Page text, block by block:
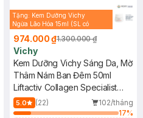
Tặng: Kem Dưỡng Vichy
Ngừa Lão Hóa 15ml (SL có
974.000 ₫1.300.000 ₫
Vichy
Kem Dưỡng Vichy Sáng Da, Mờ
Thâm Nám Ban Đêm 50ml
Liftactiv Collagen Specialist
Night
5.0 (22)
102/tháng
17%